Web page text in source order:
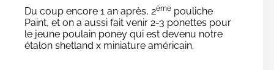
Du coup encore 1 an après, 2ème pouliche
Paint, et on a aussi fait venir 2-3 ponettes pour
le jeune poulain poney qui est devenu notre
étalon shetland x miniature américain.